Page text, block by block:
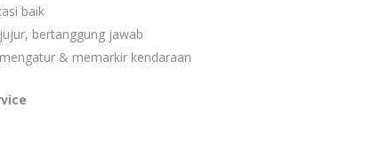
baik
bertanggung jawab
& memarkir kendaraan